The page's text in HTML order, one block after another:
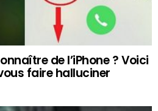
de l’iPhone ? Voici
faire halluciner